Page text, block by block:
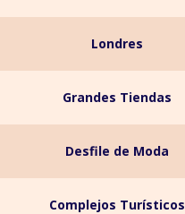
Londres
Grandes Tiendas
Desfile de Moda
Complejos Turísticos